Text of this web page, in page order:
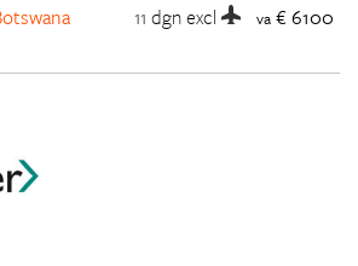
11 dgnexcl va € 6100